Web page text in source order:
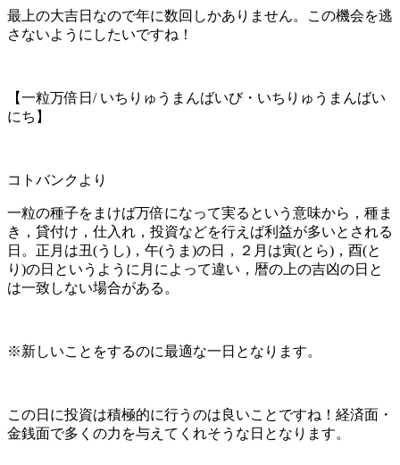
最上の大吉日なので年に数回しかありません。この機会を逃
さないようにしたいですね！
【一粒万倍日/ いちりゅうまんばいび・いちりゅうまんばい
にち】
コトバンクより
一粒の種子をまけば万倍になって実るという意味から，種ま
き，貸付け，仕入れ，投資などを行えば利益が多いとされる
日。正月は丑(うし)，午(うま)の日，２月は寅(とら)，酉(と
り)の日というように月によって違い，暦の上の吉凶の日と
は一致しない場合がある。
※新しいことをするのに最適な一日となります。
この日に投資は積極的に行うのは良いことですね！経済面・
金銭面で多くの力を与えてくれそうな日となります。